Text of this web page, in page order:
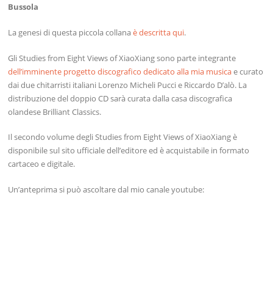
Bussola
La genesi di questa piccola collanaè descritta qui.
Gli Studies from Eight Views of XiaoXiang sono parte integrante
dell’imminente progetto discografico dedicato alla mia musicae curato
dai due chitarristi italiani Lorenzo Micheli Pucci e Riccardo D’alò. La
distribuzione del doppio CD sarà curata dalla casa discografica
olandese Brilliant Classics.
Il secondo volume degli Studies from Eight Views of XiaoXiang è
disponibile sul sito ufficiale dell’editore ed è acquistabile in formato
cartaceo e digitale.
Un’anteprima si può ascoltare dal mio canale youtube: